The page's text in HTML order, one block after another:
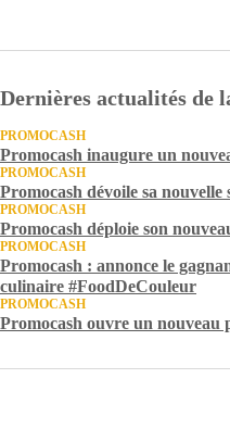
Dernières actualités de
PROMOCASH
Promocash inaugure un
PROMOCASH
Promocash dévoile sa
PROMOCASH
Promocash déploie son
PROMOCASH
Promocash : annonce le
culinaire #FoodDeCouleur
PROMOCASH
Promocash ouvre un nouveau